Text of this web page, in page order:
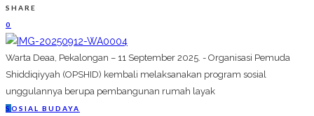
SHARE
0
Warta Deaa, Pekalongan – 11 September 2025. - Organisasi Pemuda
Shiddiqiyyah (OPSHID) kembali melaksanakan program sosial
unggulannya berupa pembangunan rumah layak
S OSIAL BUDAYA